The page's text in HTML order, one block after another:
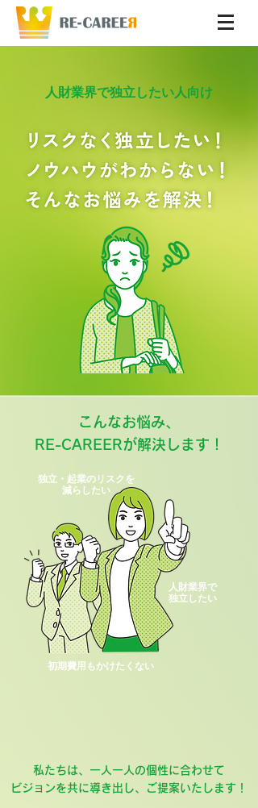
人財業界で独立したい人向け
こんなお悩み、
RE-CAREERが解決します！
人財業界で
独立したい
独立・起業のリスクを
減らしたい
初期費用もかけたくない
私たちは、一人一人の個性に合わせて
​ビジョンを共に導き出し、ご提案いたします！